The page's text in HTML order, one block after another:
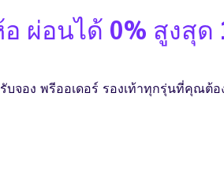
ผ่อนได้ 0% สูงสุด
จอง พรีออเดอร์ รองเท้าทุกรุ่นที่คุณต้